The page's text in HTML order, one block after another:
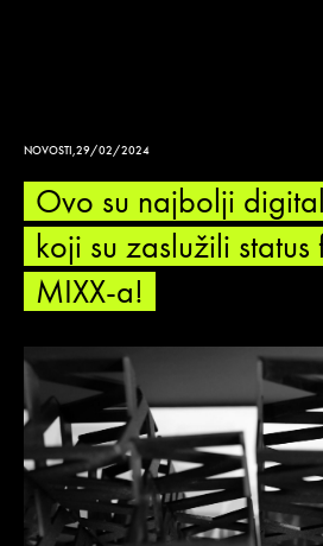
NOVOSTI,29/02/2024
Ovo su najbolji
koji su zaslužili status
MIXX-a!